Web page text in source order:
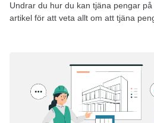
Undrar du hur du kan tjäna pengar
artikel för att veta allt om att tjäna